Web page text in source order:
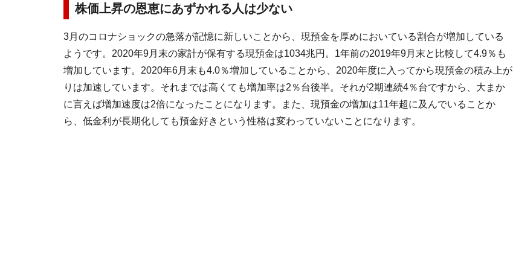
株価上昇の恩恵にあずかれる人は少ない
3月のコロナショックの急落が記憶に新しいことから、現預金を厚めにおいている割合が増加している
ようです。2020年9月末の家計が保有する現預金は1034兆円。1年前の2019年9月末と比較して4.9％も
増加しています。2020年6月末も4.0％増加していることから、2020年度に入ってから現預金の積み上が
りは加速しています。それまでは高くても増加率は2％台後半。それが2期連続4％台ですから、大まか
に言えば増加速度は2倍になったことになります。また、現預金の増加は11年超に及んでいることか
ら、低金利が長期化しても預金好きという性格は変わっていないことになります。